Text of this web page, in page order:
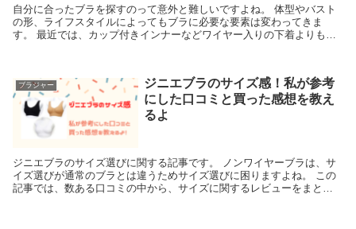
自分に合ったブラを探すのって意外と難しいですよね。 体型やバスト
の形、ライフスタイルによってもブラに必要な要素は変わってきま
す。 最近では、カップ付きインナーなどワイヤー入りの下着よりもラ
ブラジャー
ジニエブラのサイズ感！私が参考
にした口コミと買った感想を教え
るよ
ジニエブラのサイズ選びに関する記事です。 ノンワイヤーブラは、サ
イズ選びが通常のブラとは違うためサイズ選びに困りますよね。 この
記事では、数ある口コミの中から、サイズに関するレビューをまとめ